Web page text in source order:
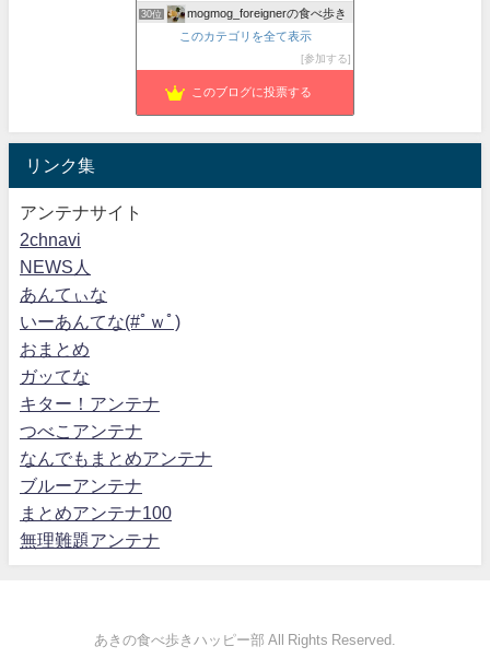
30位 mogmog_foreignerの食べ歩き
ワンコイン的食べ歩き生活。
Foodie Blues：減酒逃避行
このカテゴリを全て表示
参加する
このブログに投票する
リンク集
アンテナサイト
2chnavi
NEWS人
あんてぃな
いーあんてな(#ﾟｗﾟ)
おまとめ
ガッてな
キター！アンテナ
つべこアンテナ
なんでもまとめアンテナ
ブルーアンテナ
まとめアンテナ100
無理難題アンテナ
あきの食べ歩きハッピー部 All Rights Reserved.